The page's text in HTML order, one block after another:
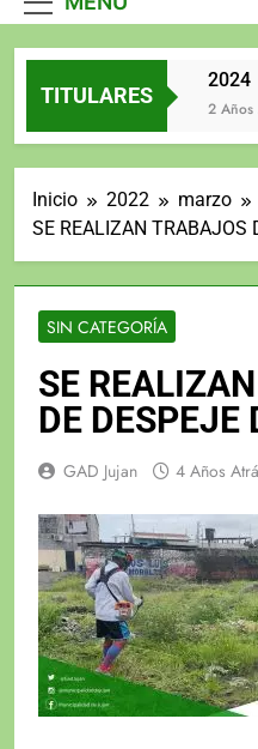
TITULARES
2 Años Atrás
2024
2 Años
Inicio 2022 marzo
SE REALIZAN TRABAJOS
SIN CATEGORÍA
SE
DE DESPEJE
GAD Jujan 4 Años